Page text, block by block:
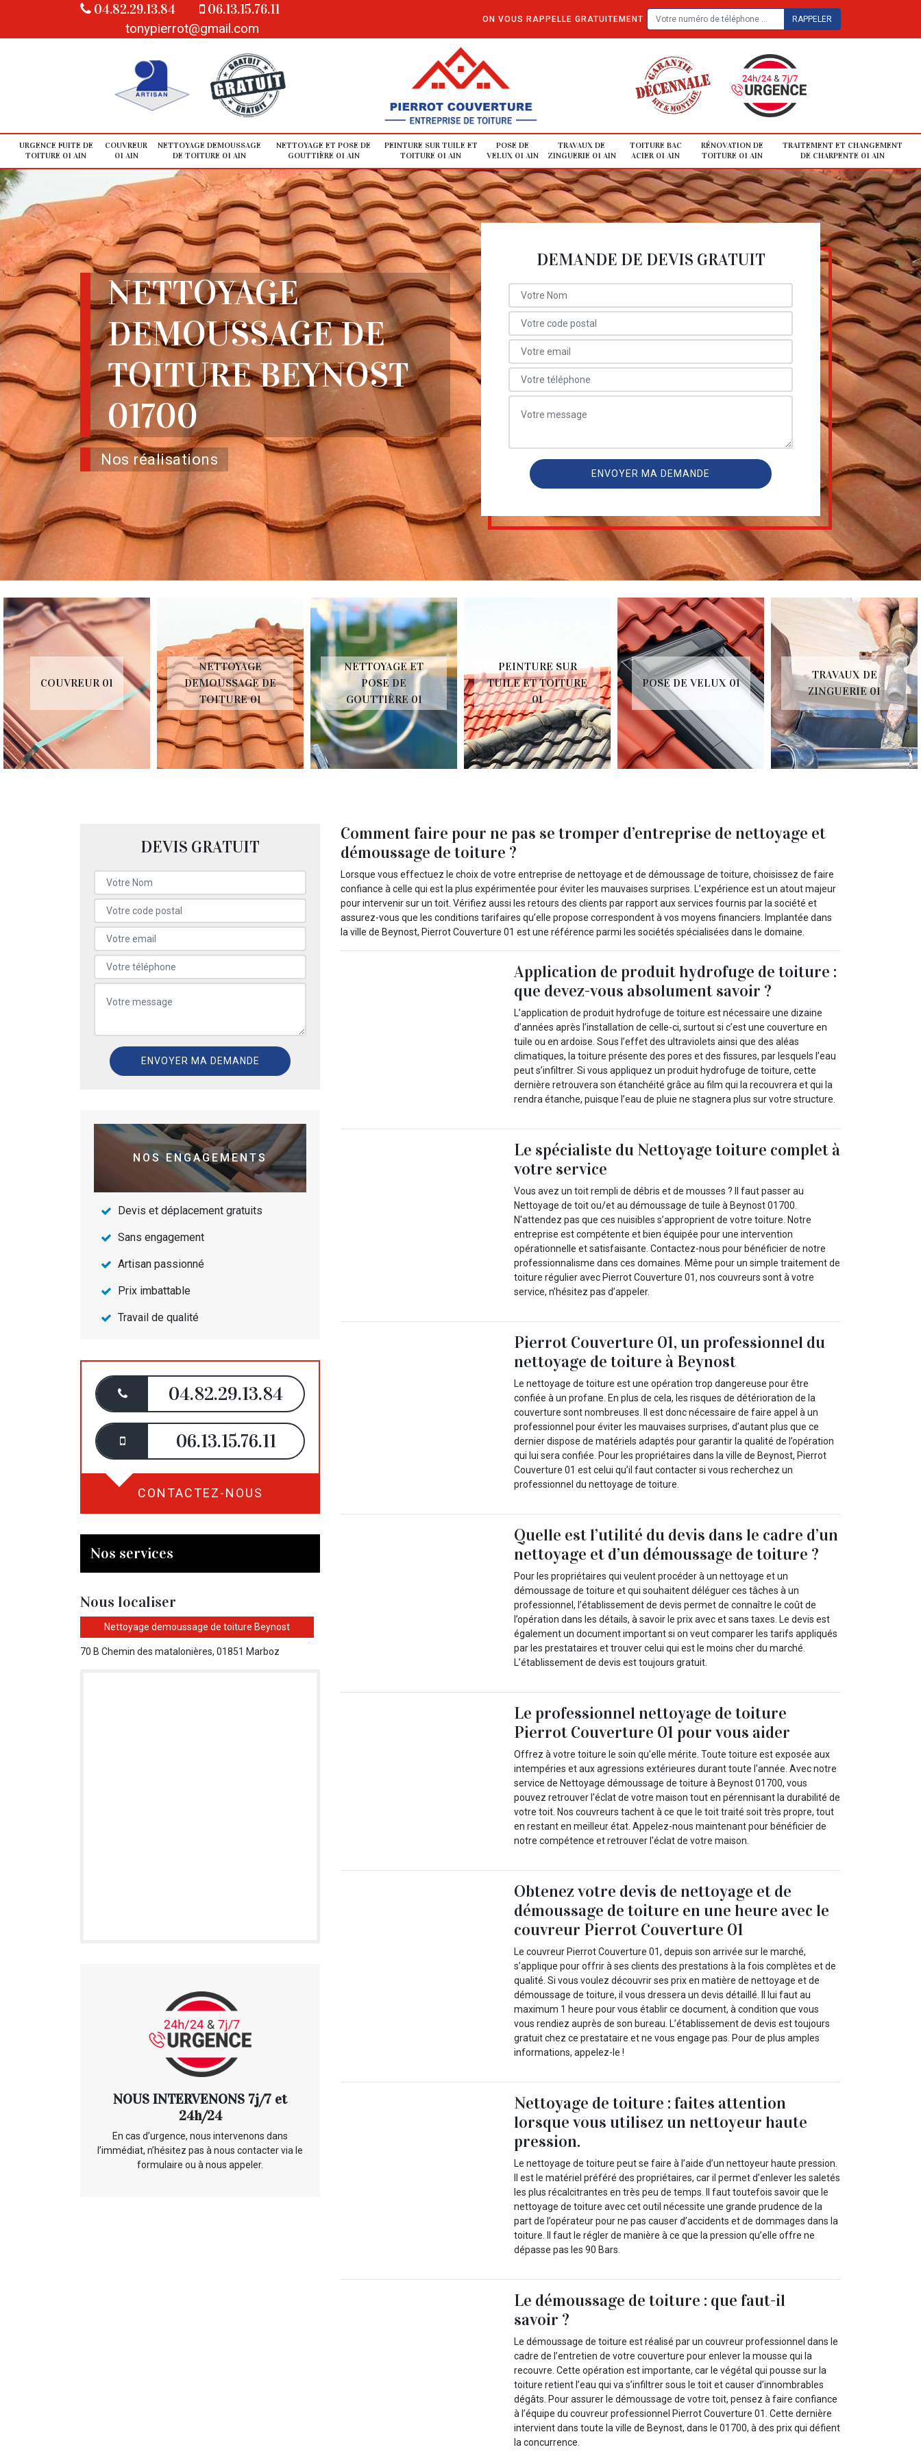
04.82.29.13.84
06.13.15.76.11
tonypierrot@gmail.com
ON VOUS RAPPELLE GRATUITEMENT
URGENCE FUITE DE
TOITURE 01 AIN
COUVREUR
01 AIN
NETTOYAGE DEMOUSSAGE
DE TOITURE 01 AIN
NETTOYAGE ET POSE DE
GOUTTIÈRE 01 AIN
PEINTURE SUR TUILE ET
TOITURE 01 AIN
POSE DE
VELUX 01 AIN
TRAVAUX DE
ZINGUERIE 01 AIN
TOITURE BAC
ACIER 01 AIN
RÉNOVATION DE
TOITURE 01 AIN
TRAITEMENT ET CHANGEMENT
DE CHARPENTE 01 AIN
NETTOYAGE
DEMOUSSAGE DE
TOITURE BEYNOST
01700
Nos réalisations
DEMANDE DE DEVIS GRATUIT
COUVREUR 01
NETTOYAGE
DEMOUSSAGE DE
TOITURE 01
NETTOYAGE ET
POSE DE
GOUTTIÈRE 01
PEINTURE SUR
TUILE ET TOITURE
01
POSE DE VELUX 01
TRAVAUX DE
ZINGUERIE 01
DEVIS GRATUIT
NOS ENGAGEMENTS
Devis et déplacement gratuits
Sans engagement
Artisan passionné
Prix imbattable
Travail de qualité
04.82.29.13.84
06.13.15.76.11
CONTACTEZ-NOUS
Nos services
Nous localiser
Nettoyage demoussage de toiture Beynost
70 B Chemin des matalonières, 01851 Marboz
NOUS INTERVENONS 7j/7 et
24h/24
En cas d’urgence, nous intervenons dans
l’immédiat, n’hésitez pas à nous contacter via le
formulaire ou à nous appeler.
Comment faire pour ne pas se tromper d’entreprise de nettoyage et
démoussage de toiture ?
Lorsque vous effectuez le choix de votre entreprise de nettoyage et de démoussage de toiture, choisissez de faire
confiance à celle qui est la plus expérimentée pour éviter les mauvaises surprises. L’expérience est un atout majeur
pour intervenir sur un toit. Vérifiez aussi les retours des clients par rapport aux services fournis par la société et
assurez-vous que les conditions tarifaires qu’elle propose correspondent à vos moyens financiers. Implantée dans
la ville de Beynost, Pierrot Couverture 01 est une référence parmi les sociétés spécialisées dans le domaine.
Application de produit hydrofuge de toiture :
que devez-vous absolument savoir ?
L’application de produit hydrofuge de toiture est nécessaire une dizaine
d’années après l’installation de celle-ci, surtout si c’est une couverture en
tuile ou en ardoise. Sous l’effet des ultraviolets ainsi que des aléas
climatiques, la toiture présente des pores et des fissures, par lesquels l’eau
peut s’infiltrer. Si vous appliquez un produit hydrofuge de toiture, cette
dernière retrouvera son étanchéité grâce au film qui la recouvrera et qui la
rendra étanche, puisque l’eau de pluie ne stagnera plus sur votre structure.
Le spécialiste du Nettoyage toiture complet à
votre service
Vous avez un toit rempli de débris et de mousses ? Il faut passer au
Nettoyage de toit ou/et au démoussage de tuile à Beynost 01700.
N'attendez pas que ces nuisibles s’approprient de votre toiture. Notre
entreprise est compétente et bien équipée pour une intervention
opérationnelle et satisfaisante. Contactez-nous pour bénéficier de notre
professionnalisme dans ces domaines. Même pour un simple traitement de
toiture régulier avec Pierrot Couverture 01, nos couvreurs sont à votre
service, n’hésitez pas d’appeler.
Pierrot Couverture 01, un professionnel du
nettoyage de toiture à Beynost
Le nettoyage de toiture est une opération trop dangereuse pour être
confiée à un profane. En plus de cela, les risques de détérioration de la
couverture sont nombreuses. Il est donc nécessaire de faire appel à un
professionnel pour éviter les mauvaises surprises, d’autant plus que ce
dernier dispose de matériels adaptés pour garantir la qualité de l’opération
qui lui sera confiée. Pour les propriétaires dans la ville de Beynost, Pierrot
Couverture 01 est celui qu’il faut contacter si vous recherchez un
professionnel du nettoyage de toiture.
Quelle est l’utilité du devis dans le cadre d’un
nettoyage et d’un démoussage de toiture ?
Pour les propriétaires qui veulent procéder à un nettoyage et un
démoussage de toiture et qui souhaitent déléguer ces tâches à un
professionnel, l’établissement de devis permet de connaître le coût de
l’opération dans les détails, à savoir le prix avec et sans taxes. Le devis est
également un document important si on veut comparer les tarifs appliqués
par les prestataires et trouver celui qui est le moins cher du marché.
L’établissement de devis est toujours gratuit.
Le professionnel nettoyage de toiture
Pierrot Couverture 01 pour vous aider
Offrez à votre toiture le soin qu'elle mérite. Toute toiture est exposée aux
intempéries et aux agressions extérieures durant toute l'année. Avec notre
service de Nettoyage démoussage de toiture à Beynost 01700, vous
pouvez retrouver l'éclat de votre maison tout en pérennisant la durabilité de
votre toit. Nos couvreurs tachent à ce que le toit traité soit très propre, tout
en restant en meilleur état. Appelez-nous maintenant pour bénéficier de
notre compétence et retrouver l'éclat de votre maison.
Obtenez votre devis de nettoyage et de
démoussage de toiture en une heure avec le
couvreur Pierrot Couverture 01
Le couvreur Pierrot Couverture 01, depuis son arrivée sur le marché,
s’applique pour offrir à ses clients des prestations à la fois complètes et de
qualité. Si vous voulez découvrir ses prix en matière de nettoyage et de
démoussage de toiture, il vous dressera un devis détaillé. Il lui faut au
maximum 1 heure pour vous établir ce document, à condition que vous
vous rendiez auprès de son bureau. L’établissement de devis est toujours
gratuit chez ce prestataire et ne vous engage pas. Pour de plus amples
informations, appelez-le !
Nettoyage de toiture : faites attention
lorsque vous utilisez un nettoyeur haute
pression.
Le nettoyage de toiture peut se faire à l’aide d’un nettoyeur haute pression.
Il est le matériel préféré des propriétaires, car il permet d’enlever les saletés
les plus récalcitrantes en très peu de temps. Il faut toutefois savoir que le
nettoyage de toiture avec cet outil nécessite une grande prudence de la
part de l’opérateur pour ne pas causer d’accidents et de dommages dans la
toiture. Il faut le régler de manière à ce que la pression qu’elle offre ne
dépasse pas les 90 Bars.
Le démoussage de toiture : que faut-il
savoir ?
Le démoussage de toiture est réalisé par un couvreur professionnel dans le
cadre de l’entretien de votre couverture pour enlever la mousse qui la
recouvre. Cette opération est importante, car le végétal qui pousse sur la
toiture retient l’eau qui va s’infiltrer sous le toit et causer d’innombrables
dégâts. Pour assurer le démoussage de votre toit, pensez à faire confiance
à l’équipe du couvreur professionnel Pierrot Couverture 01. Cette dernière
intervient dans toute la ville de Beynost, dans le 01700, à des prix qui défient
la concurrence.